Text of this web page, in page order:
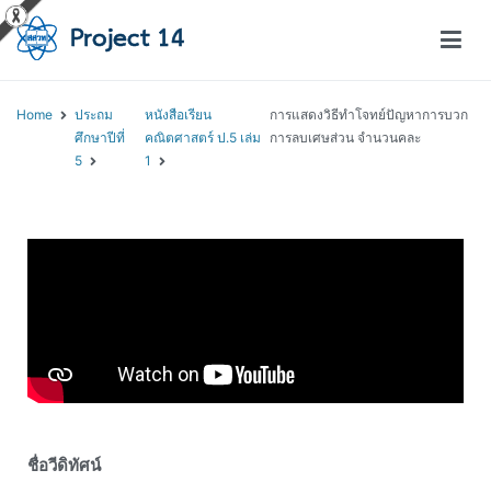
Home
ประถม
ศึกษาปีที่
5
หนังสือเรียน
คณิตศาสตร์ ป.5 เล่ม
1
การแสดงวิธีทำโจทย์ปัญหาการบวก
การลบเศษส่วน จำนวนคละ
ชื่อวีดิทัศน์